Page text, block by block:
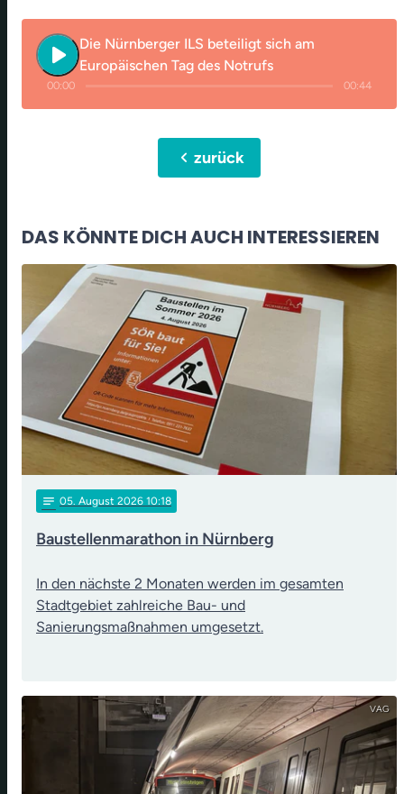
play_arrow
Die Nürnberger ILS beteiligt sich am
Europäischen Tag des Notrufs
00:00 00:44
chevron_leftzurück
DAS KÖNNTE DICH AUCH INTERESSIEREN
notes 05. August 2026 10:18
Baustellenmarathon in Nürnberg
In den nächste 2 Monaten werden im gesamten
Stadtgebiet zahlreiche Bau- und
Sanierungsmaßnahmen umgesetzt.
VAG